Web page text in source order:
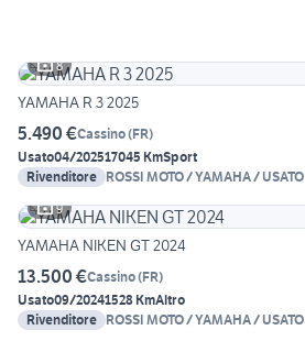
8
YAMAHA R 3 2025
5.490 €Cassino(FR)
Usato04/202517045 KmSport
Rivenditore ROSSI MOTO / YAMAHA / USATO
9
YAMAHA NIKEN GT 2024
13.500 €Cassino(FR)
Usato09/20241528 KmAltro
Rivenditore ROSSI MOTO / YAMAHA / USATO